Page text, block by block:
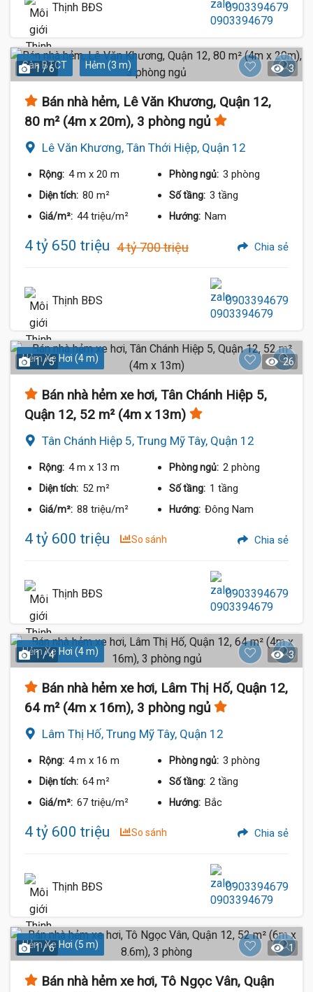
Thịnh BĐS 0903394679
Sàn BTCT Hẻm (3 m)
1 / 6 3
Bán nhà hẻm, Lê Văn Khương, Quận 12,
80 m² (4m x 20m), 3 phòng ngủ
Lê Văn Khương, Tân Thới Hiệp, Quận 12
Rộng: 4 m x 20 m Phòng ngủ: 3 phòng
Diện tích: 80 m² Số tầng: 3 tầng
Giá/m²: 44 triệu/m² Hướng: Nam
4 tỷ 650 triệu 4 tỷ 700 triệu Chia sẻ
Thịnh BĐS 0903394679
Hẻm Xe Hơi (4 m)
1 / 5 26
Bán nhà hẻm xe hơi, Tân Chánh Hiệp 5,
Quận 12, 52 m² (4m x 13m)
Tân Chánh Hiệp 5, Trung Mỹ Tây, Quận 12
Rộng: 4 m x 13 m Phòng ngủ: 2 phòng
Diện tích: 52 m² Số tầng: 1 tầng
Giá/m²: 88 triệu/m² Hướng: Đông Nam
4 tỷ 600 triệu So sánh Chia sẻ
Thịnh BĐS 0903394679
Hẻm Xe Hơi (4 m)
1 / 4 3
Bán nhà hẻm xe hơi, Lâm Thị Hố, Quận 12,
64 m² (4m x 16m), 3 phòng ngủ
Lâm Thị Hố, Trung Mỹ Tây, Quận 12
Rộng: 4 m x 16 m Phòng ngủ: 3 phòng
Diện tích: 64 m² Số tầng: 2 tầng
Giá/m²: 67 triệu/m² Hướng: Bắc
4 tỷ 600 triệu So sánh Chia sẻ
Thịnh BĐS 0903394679
Hẻm Xe Hơi (5 m)
1 / 6 1
Bán nhà hẻm xe hơi, Tô Ngọc Vân, Quận